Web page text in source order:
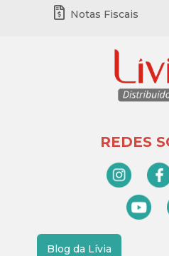
Notas Fiscais
REDES
Blog da Lívia